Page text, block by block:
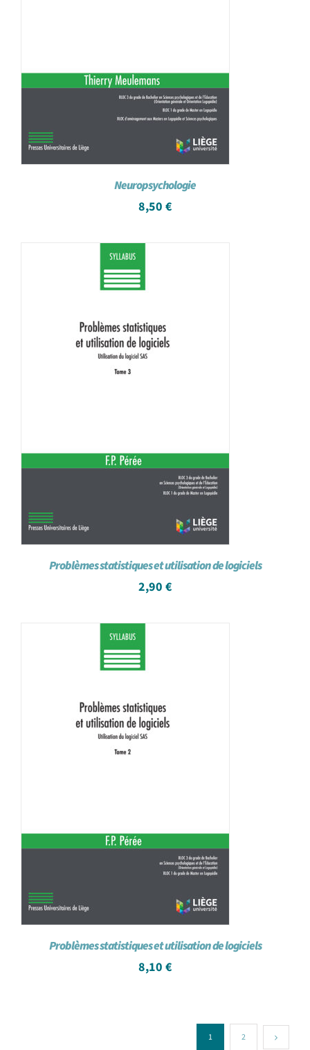
Neuropsychologie
8,50 €
Problèmes statistiques et utilisation de logiciels
2,90 €
Problèmes statistiques et utilisation de logiciels
8,10 €
1 2